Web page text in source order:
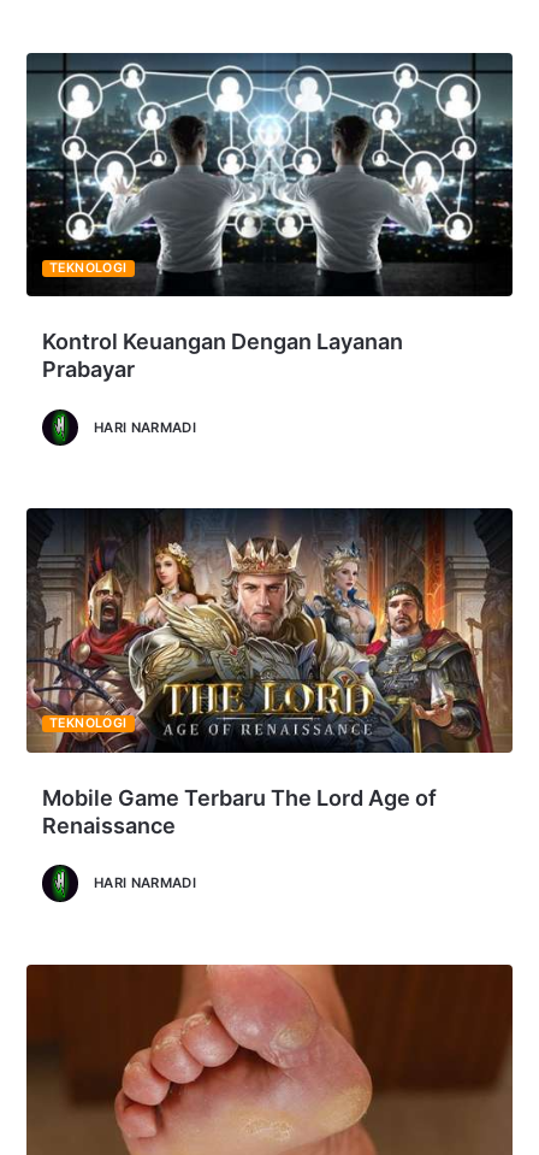
Kontrol Keuangan Dengan Layanan
Prabayar
HARI NARMADI
TEKNOLOGI
Mobile Game Terbaru The Lord Age of
Renaissance
HARI NARMADI
TEKNOLOGI